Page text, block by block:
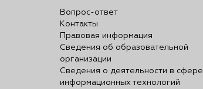
Вопрос-ответ
Контакты
Правовая информация
Сведения об образовательной
организации
Сведения о деятельности в сфере
информационных технологий